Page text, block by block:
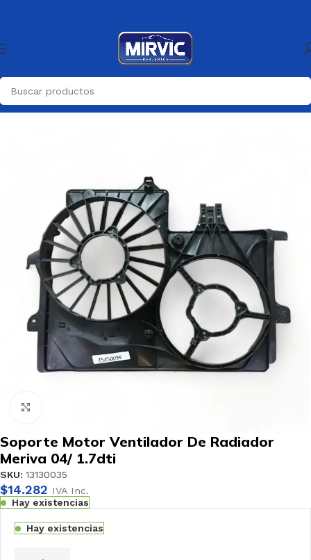
Inicio Generica Generica
Soporte Motor Ventilador De Radiador
Meriva 04/ 1.7dti
SKU: 13130035
$14.282 IVA Inc.
Hay existencias
Hay existencias